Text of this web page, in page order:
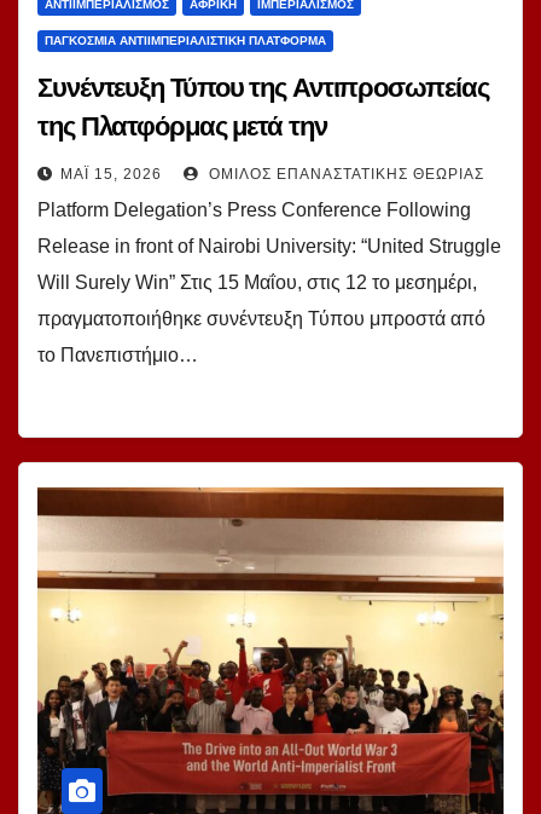
ΑΝΤΙΙΜΠΕΡΙΑΛΙΣΜΌΣ ΑΦΡΙΚΉ ΙΜΠΕΡΙΑΛΙΣΜΌΣ
ΠΑΓΚΌΣΜΙΑ ΑΝΤΙΙΜΠΕΡΙΑΛΙΣΤΙΚΉ ΠΛΑΤΦΌΡΜΑ
Συνέντευξη Τύπου της Αντιπροσωπείας
της Πλατφόρμας μετά την
απελευθέρωση μπροστά από το
Πανεπιστήμιο του Ναϊρόμπι: «Ο κοινός
αγώνας σίγουρα θα οδηγήσει στη Νίκη»
ΜΆΙ 15, 2026 ΌΜΙΛΟΣ ΕΠΑΝΑΣΤΑΤΙΚΉΣ ΘΕΩΡΊΑΣ
Platform Delegation’s Press Conference Following
Release in front of Nairobi University: “United Struggle
Will Surely Win” Στις 15 Μαΐου, στις 12 το μεσημέρι,
πραγματοποιήθηκε συνέντευξη Τύπου μπροστά από
το Πανεπιστήμιο…